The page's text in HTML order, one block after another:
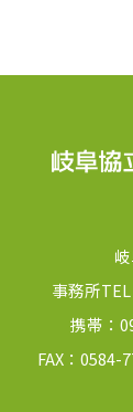
事務所
携帯：
FAX：